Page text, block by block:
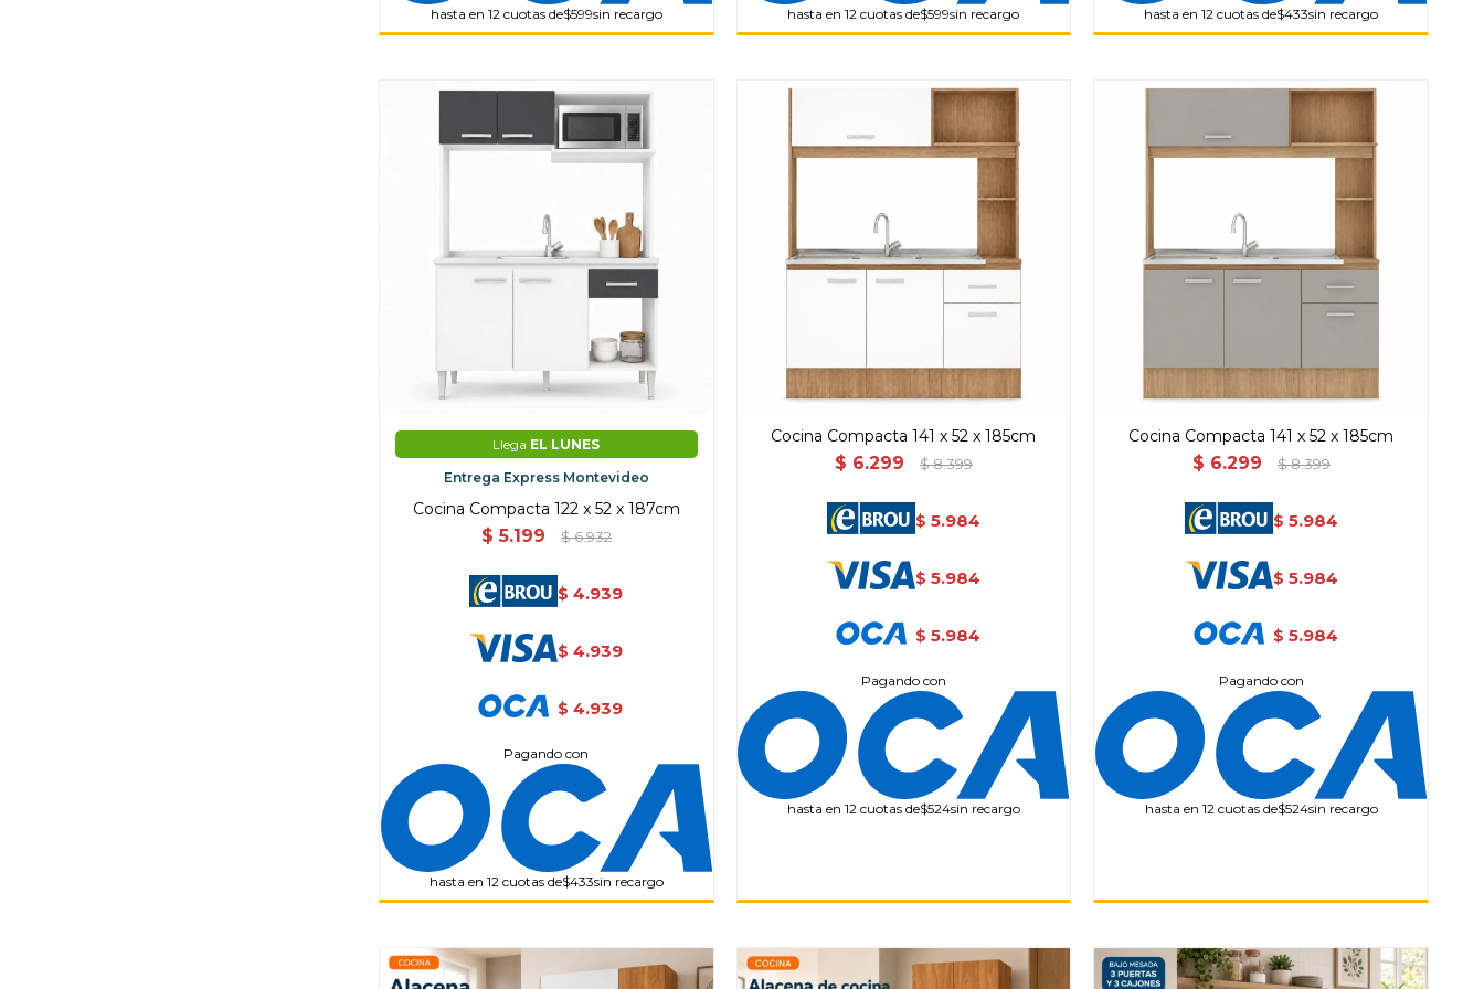
hasta en 12 cuotas de$599sin recargo hasta en 12 cuotas de$599sin recargo hasta en 12 cuotas de$433sin recargo
Llega EL LUNES
Entrega Express Montevideo
Cocina Compacta 122 x 52 x 187cm
$ 5.199 $ 6.932
$ 4.939
$ 4.939
$ 4.939
Pagando con
hasta en 12 cuotas de$433sin recargo
Cocina Compacta 141 x 52 x 185cm
$ 6.299 $ 8.399
$ 5.984
$ 5.984
$ 5.984
Pagando con
hasta en 12 cuotas de$524sin recargo
Cocina Compacta 141 x 52 x 185cm
$ 6.299 $ 8.399
$ 5.984
$ 5.984
$ 5.984
Pagando con
hasta en 12 cuotas de$524sin recargo